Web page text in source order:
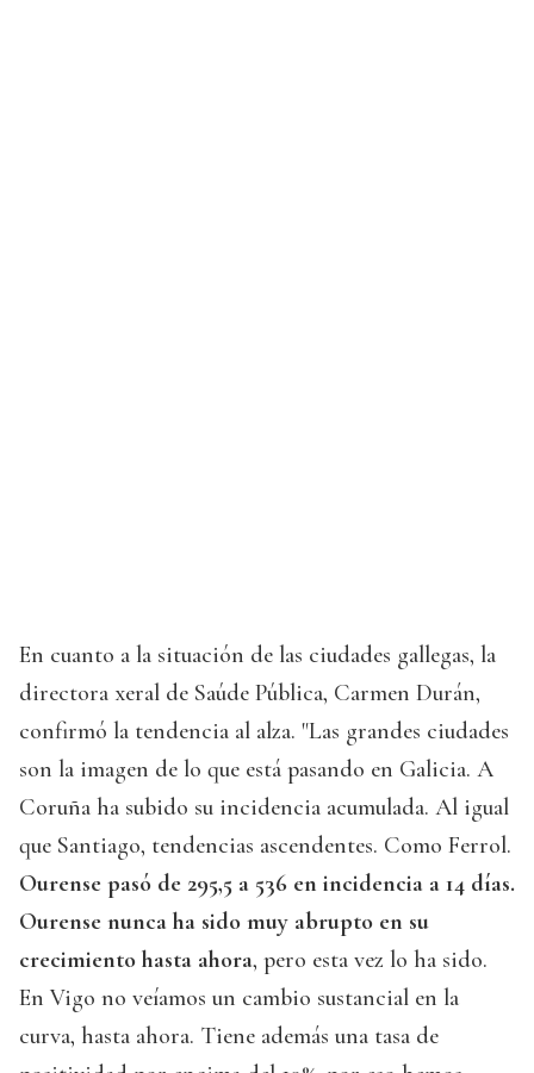
En cuanto a la situación de las ciudades gallegas, la
directora xeral de Saúde Pública, Carmen Durán,
confirmó la tendencia al alza. "Las grandes ciudades
son la imagen de lo que está pasando en Galicia. A
Coruña ha subido su incidencia acumulada. Al igual
que Santiago, tendencias ascendentes. Como Ferrol.
Ourense pasó de 295,5 a 536 en incidencia a 14 días.
Ourense nunca ha sido muy abrupto en su
crecimiento hasta ahora, pero esta vez lo ha sido.
En Vigo no veíamos un cambio sustancial en la
curva, hasta ahora. Tiene además una tasa de